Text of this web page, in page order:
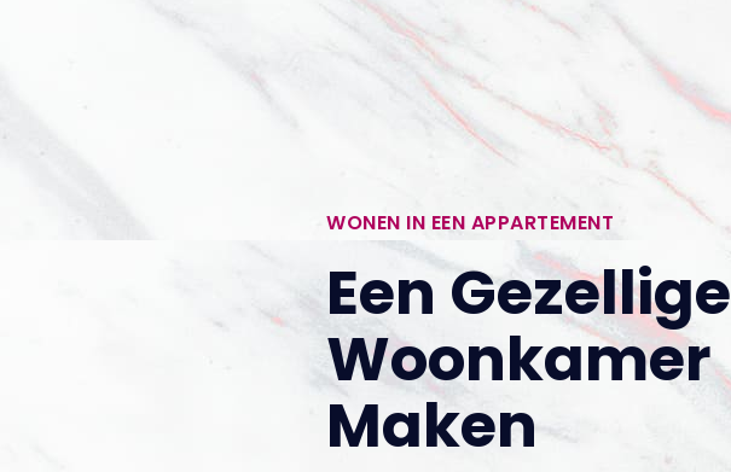
WONEN IN EEN APPARTEMENT
Een Gezellige
Woonkamer
Maken